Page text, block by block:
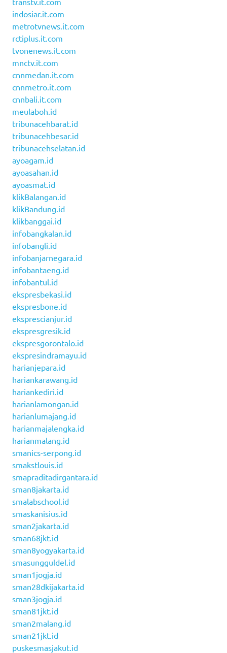
indosiar.it.com
metrotvnews.it.com
rctiplus.it.com
tvonenews.it.com
mnctv.it.com
cnnmedan.it.com
cnnmetro.it.com
cnnbali.it.com
meulaboh.id
tribunacehbarat.id
tribunacehbesar.id
tribunacehselatan.id
ayoagam.id
ayoasahan.id
ayoasmat.id
klikBalangan.id
klikBandung.id
klikbanggai.id
infobangkalan.id
infobangli.id
infobanjarnegara.id
infobantaeng.id
infobantul.id
ekspresbekasi.id
ekspresbone.id
eksprescianjur.id
ekspresgresik.id
ekspresgorontalo.id
ekspresindramayu.id
harianjepara.id
hariankarawang.id
hariankediri.id
harianlamongan.id
harianlumajang.id
harianmajalengka.id
harianmalang.id
smanics-serpong.id
smakstlouis.id
smapraditadirgantara.id
sman8jakarta.id
smalabschool.id
smaskanisius.id
sman2jakarta.id
sman68jkt.id
sman8yogyakarta.id
smasungguldel.id
sman1jogja.id
sman28dkijakarta.id
sman3jogja.id
sman81jkt.id
sman2malang.id
sman21jkt.id
puskesmasjakut.id